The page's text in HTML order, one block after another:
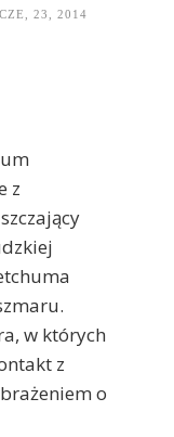
CZE, 23, 2014
z
w których
z
o